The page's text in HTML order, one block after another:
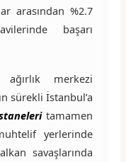
arasından %2.7
başarı
ağırlık merkezi
sürekli İstanbul’a
tamamen
yerlerinde
savaşlarında